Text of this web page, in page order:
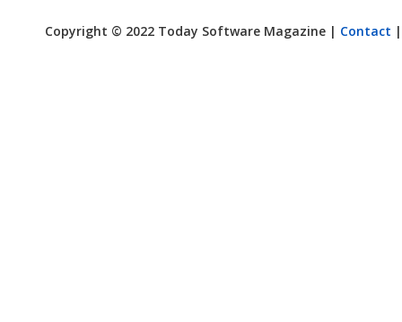
Copyright © 2022 Today Software Magazine | Contact